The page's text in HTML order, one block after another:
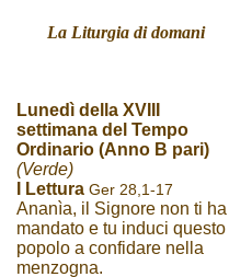
La Liturgia di domani
Lunedì della XVIII
settimana del Tempo
Ordinario (Anno B pari)
(Verde)
I Lettura Ger 28,1-17
Ananìa, il Signore non ti ha
mandato e tu induci questo
popolo a confidare nella
menzogna.